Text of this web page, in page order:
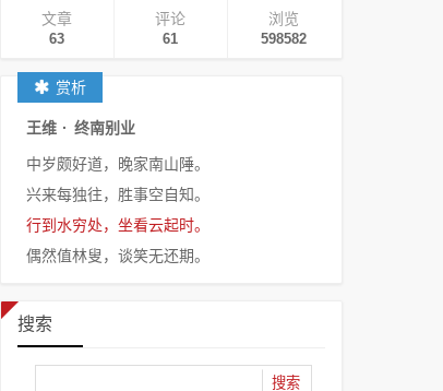
文章
63
评论
61
浏览
598582
赏析
王维 · 终南别业
中岁颇好道，晚家南山陲。
兴来每独往，胜事空自知。
行到水穷处，坐看云起时。
偶然值林叟，谈笑无还期。
搜索